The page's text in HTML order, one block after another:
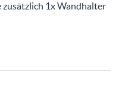
1x Wandhalter